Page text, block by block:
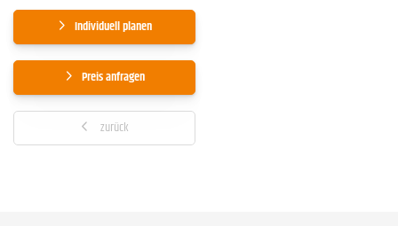
Individuell planen
Preis anfragen
zurück